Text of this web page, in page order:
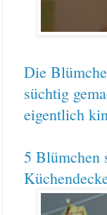
Die
süchtig
eigentlich
5 Blümchen